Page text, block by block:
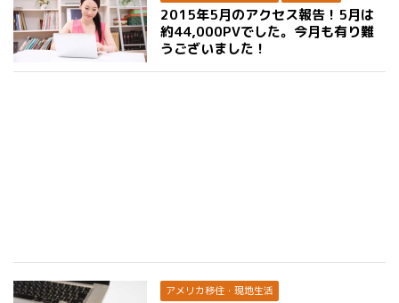
2015年5月のアクセス報告！5月は
約44,000PVでした。今月も有り難
うございました！
アメリカ移住・現地生活